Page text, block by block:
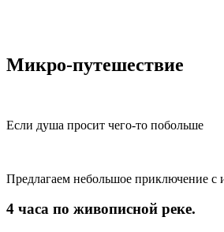
Микро-путешествие
Если душа просит чего-то побольше
Предлагаем небольшое приключение
4 часа по живописной реке.